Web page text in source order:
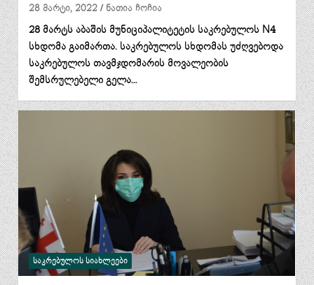
28 მარტი, 2022
ნათია ჩოჩია
28 მარტს აბაშის მუნიციპალიტეტის საკრებულოს N4
სხდომა გაიმართა. საკრებულოს სხდომას უძღვებოდა
საკრებულოს თავმჯდომარის მოვალეობის
შემსრულებელი გელა…
ᲡᲐᲙᲠᲔᲑᲣᲚᲝᲡ ᲡᲘᲐᲮᲚᲔᲔᲑᲘ